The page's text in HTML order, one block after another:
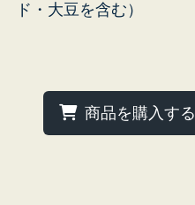
ド・大豆を含む）
商品を購入する